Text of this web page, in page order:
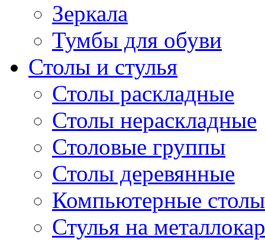
Зеркала
Тумбы для обуви
Столы и стулья
Столы раскладные
Столы нераскладные
Столовые группы
Столы деревянные
Компьютерные столы
Стулья на